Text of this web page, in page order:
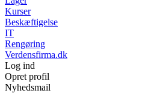
Kurser
Beskæftigelse
IT
Rengøring
Verdensfirma.dk
Log ind
Opret profil
Nyhedsmail